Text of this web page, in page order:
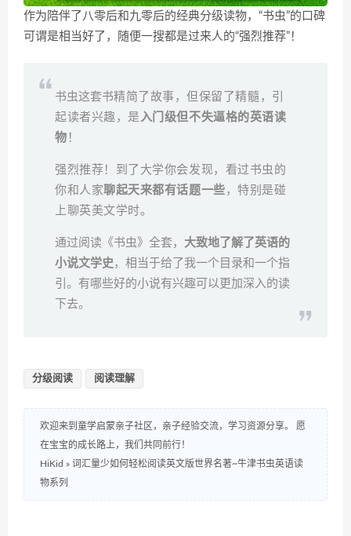
作为陪伴了八零后和九零后的经典分级读物，“书虫”的口碑
可谓是相当好了，随便一搜都是过来人的“强烈推荐”！
书虫这套书精简了故事，但保留了精髓，引
起读者兴趣，是入门级但不失逼格的英语读
物 ！
强烈推荐！到了大学你会发现，看过书虫的
你和人家聊起天来都有话题一些，特别是碰
上聊英美文学时。
通过阅读《书虫》全套， 大致地了解了英语的
小说文学史，相当于给了我一个目录和一个指
引。有哪些好的小说有兴趣可以更加深入的读
下去。
分级阅读 阅读理解
欢迎来到童学启蒙亲子社区，亲子经验交流，学习资源分享。 愿
在宝宝的成长路上，我们共同前行！
HiKid » 词汇量少如何轻松阅读英文版世界名著~牛津书虫英语读
物系列